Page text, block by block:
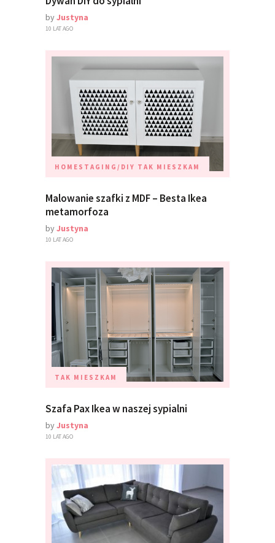
byJustyna
10 LAT AGO
HOMESTAGING/DIY TAK MIESZKAM
Malowanie szafki z MDF – Besta Ikea
metamorfoza
byJustyna
10 LAT AGO
TAK MIESZKAM
Szafa Pax Ikea w naszej sypialni
byJustyna
10 LAT AGO